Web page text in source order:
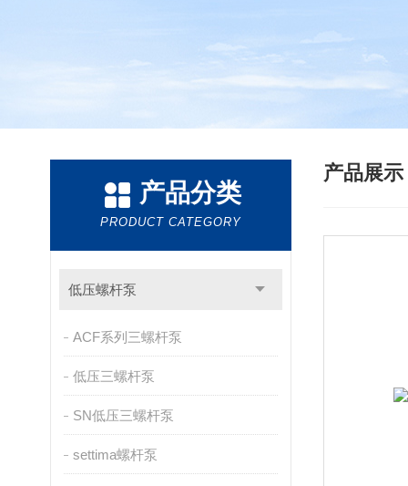
产品分类
PRODUCT CATEGORY
低压螺杆泵
ACF系列三螺杆泵
低压三螺杆泵
SN低压三螺杆泵
settima螺杆泵
产品展示